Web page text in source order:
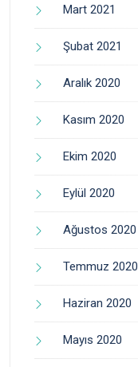
Mart 2021
Şubat 2021
Aralık 2020
Kasım 2020
Ekim 2020
Eylül 2020
Ağustos 2020
Temmuz 2020
Haziran 2020
Mayıs 2020